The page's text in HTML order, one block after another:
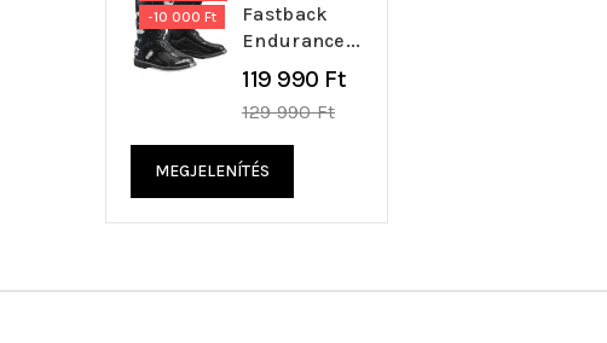
-10 000 Ft
Fastback
Endurance...
119 990 FtRegular
129 990 Ft
MEGJELENÍTÉS